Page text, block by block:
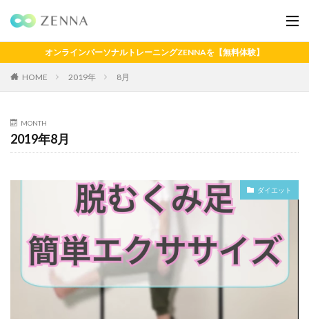
オンラインパーソナルトレーニングZENNAを【無料体験】
HOME 2019年 8月
MONTH
2019年8月
ダイエット